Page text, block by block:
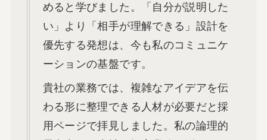
めると学びました。「自分が説明した
い」より「相手が理解できる」設計を
優先する発想は、今も私のコミュニケ
ーションの基盤です。
貴社の業務では、複雑なアイデアを伝
わる形に整理できる人材が必要だと採
用ページで拝見しました。私の論理的